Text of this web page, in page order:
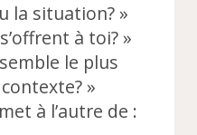
la situation? »
à toi? »
le plus
»
à l’autre de :